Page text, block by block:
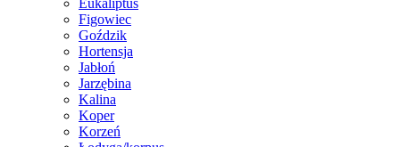
Eukaliptus
Figowiec
Goździk
Hortensja
Jabłoń
Jarzębina
Kalina
Koper
Korzeń